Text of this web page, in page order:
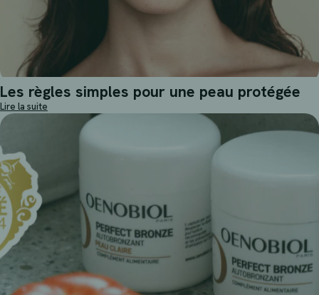
Les règles simples pour une peau protégée
Lire la suite